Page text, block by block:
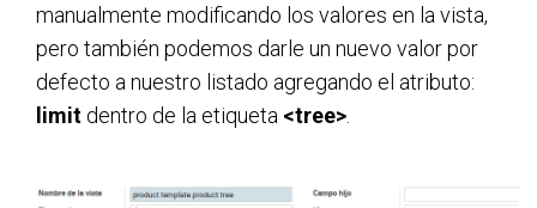
manualmente modificando los valores en la vista,
pero también podemos darle un nuevo valor por
limit dentro de la etiqueta <tree>